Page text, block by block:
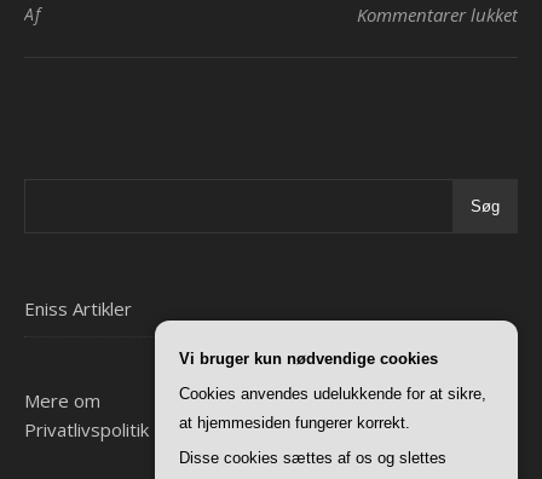
Af Kommentarer lukkettil
Søg
Eniss Artikler
Mere om
Privatlivspolitik
Vi bruger kun nødvendige cookies
Cookies anvendes udelukkende for at sikre,
at hjemmesiden fungerer korrekt.
Disse cookies sættes af os og slettes